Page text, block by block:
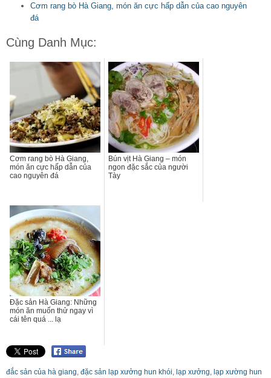
Cơm rang bò Hà Giang, món ăn cực hấp dẫn của cao nguyên
đá
Cùng Danh Mục:
Cơm rang bò Hà Giang,
món ăn cực hấp dẫn của
cao nguyên đá
Bún vịt Hà Giang – món
ngon đặc sắc của người
Tày
Đặc sản Hà Giang: Những
món ăn muốn thử ngay vì
cái tên quá ... lạ
đắc sản của hà giang, đặc sản lạp xưởng hun khói, lạp xưởng, lạp xường hun